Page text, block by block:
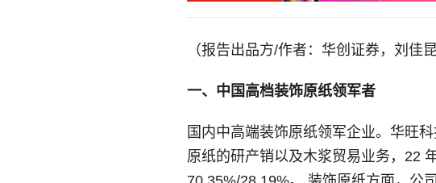
（报告出品方/作者：华创证券，刘佳昆
一、中国高档装饰原纸领军者
国内中高端装饰原纸领军企业。华旺
原纸的研产销以及木浆贸易业务，22